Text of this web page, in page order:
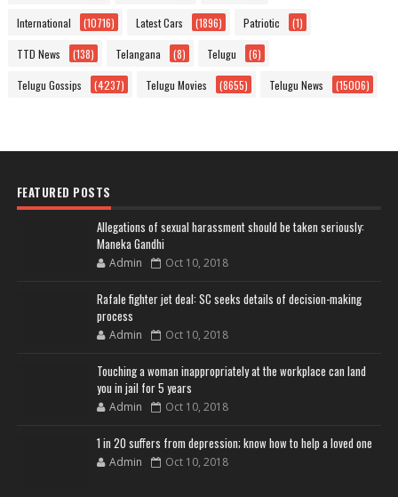
International (10716) Latest Cars (1896) Patriotic (1)
TTD News (138) Telangana (8) Telugu (6)
Telugu Gossips (4237) Telugu Movies (8655) Telugu News (15006)
FEATURED POSTS
Allegations of sexual harassment should be taken seriously:
Maneka Gandhi
Admin Oct 10, 2018
Rafale fighter jet deal: SC seeks details of decision-making
process
Admin Oct 10, 2018
Touching a woman inappropriately at the workplace can land
you in jail for 5 years
Admin Oct 10, 2018
1 in 20 suffers from depression; know how to help a loved one
Admin Oct 10, 2018